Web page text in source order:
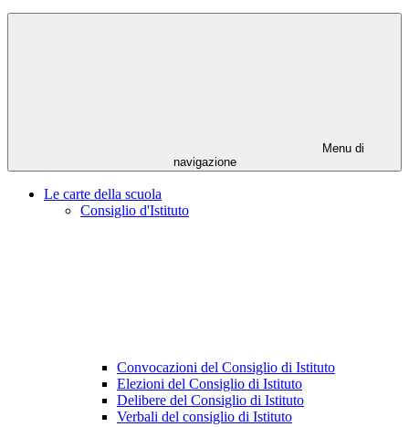
Menu di
navigazione
Le carte della scuola
Consiglio d'Istituto
Convocazioni del Consiglio di Istituto
Elezioni del Consiglio di Istituto
Delibere del Consiglio di Istituto
Verbali del consiglio di Istituto